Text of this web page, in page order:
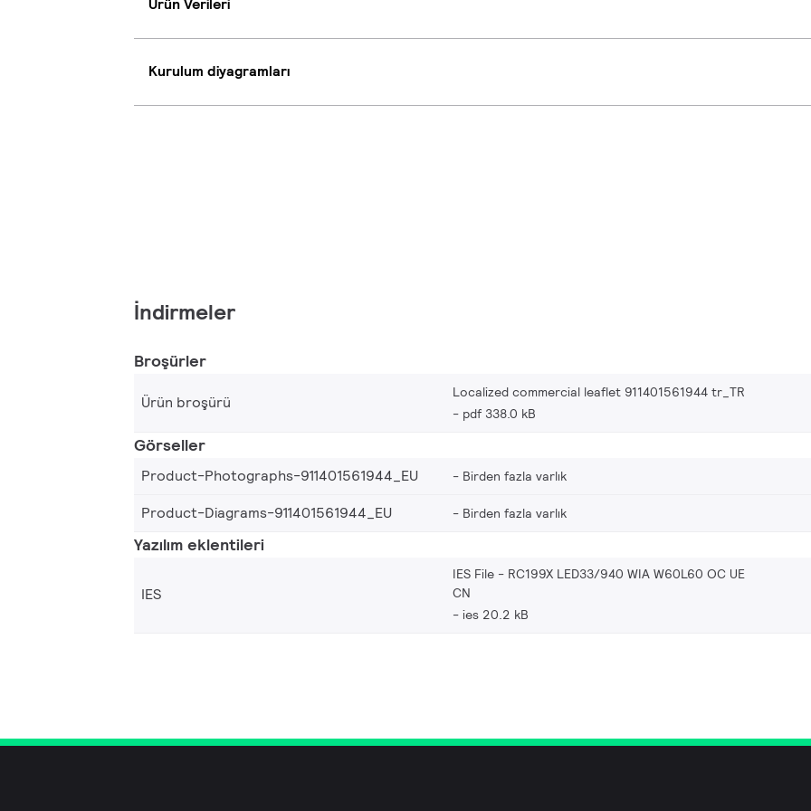
Ürün Verileri
Kurulum diyagramları
İndirmeler
Broşürler
Ürün broşürü
Localized commercial leaflet 911401561944 tr_TR
pdf 338.0 kB
Görseller
Product-Photographs-911401561944_EU Birden fazla varlık
Product-Diagrams-911401561944_EU
Birden fazla varlık
Yazılım eklentileri
IES
IES File - RC199X LED33/940 WIA W60L60 OC UE
CN
ies 20.2 kB